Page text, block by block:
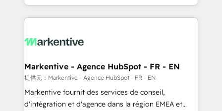
か？ ✓ HubSpot Eliteパートナー認定 ✓ HubSpotアワ
ード受賞・HUGリーダー ✓ ISO27001:2022 /
HubSpot大百科 出版 CRM・AI活用に関するご相談、現
せください。
Loop Marketing framework through expert-led
services, smart agents, and purpose-built apps,
results, fast. ⚙️CRM & RevOps: Align all Hubs to your
🎯Demand Gen & ABM: Drive pipeline with inbound,
ABM, AEO, SEO, & paid media. 👩‍💻Web Design:
Build high-performing websites with UX, messaging,
& conversion strategy that drive results. 🤖AI
Markentive - Agence HubSpot - FR - EN
提供元：Markentive - Agence HubSpot - FR - EN
Markentive fournit des services de conseil,
d'intégration et d'agence dans la région EMEA et